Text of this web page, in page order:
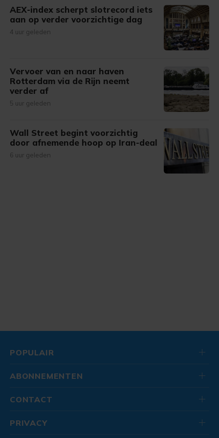
AEX-index scherpt slotrecord iets
aan op verder voorzichtige dag
4 uur geleden
Vervoer van en naar haven
Rotterdam via de Rijn neemt
verder af
5 uur geleden
Wall Street begint voorzichtig
door afnemende hoop op Iran-deal
6 uur geleden
POPULAIR
ABONNEMENTEN
CONTACT
PRIVACY